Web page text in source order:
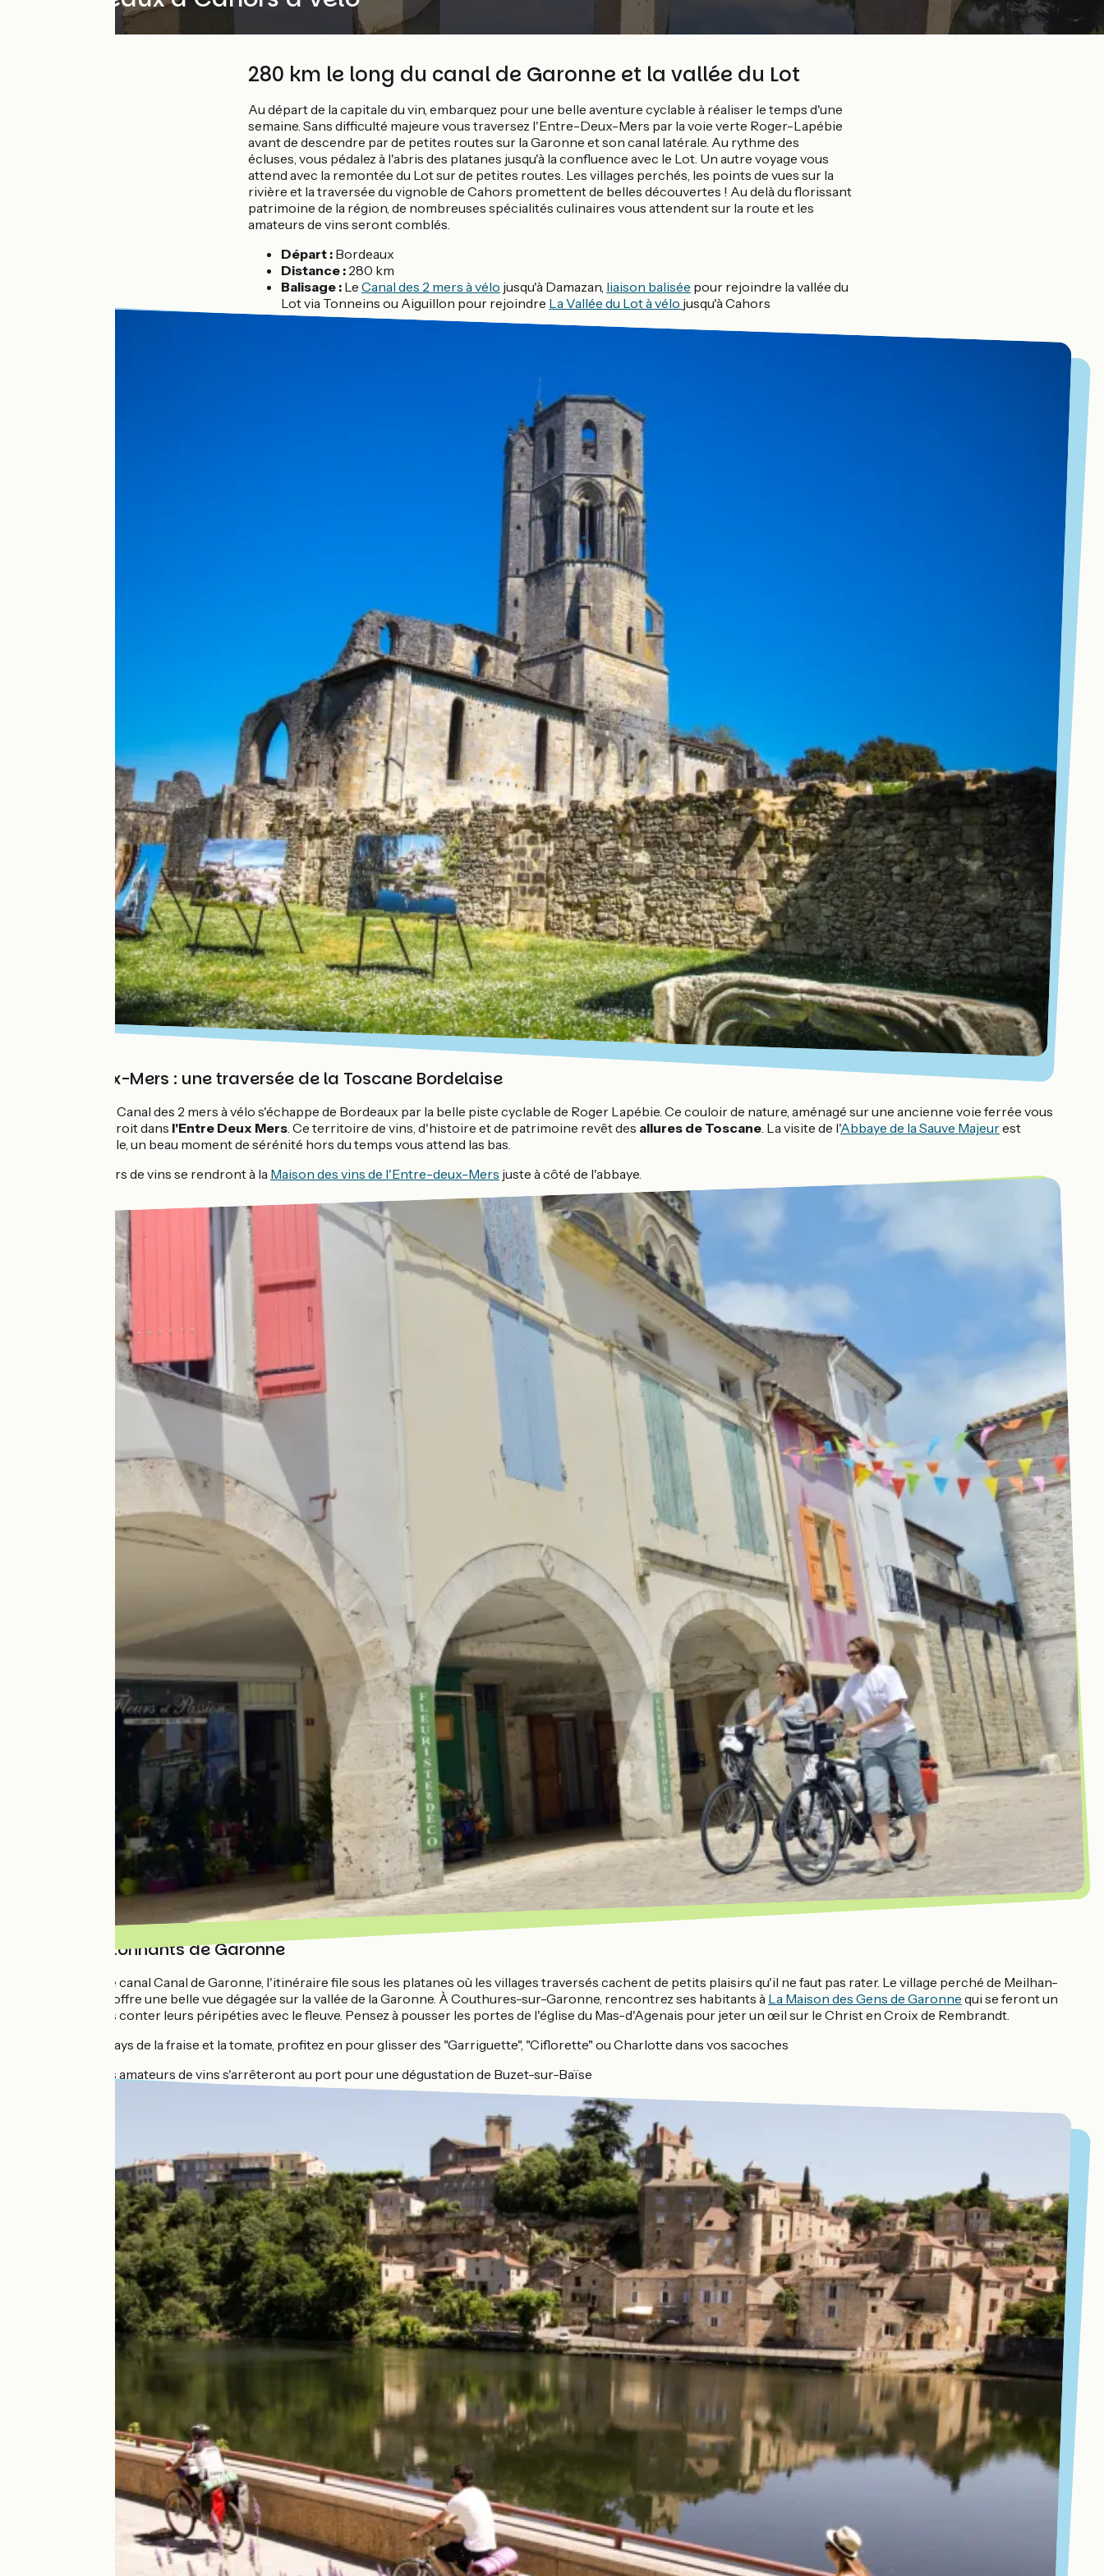
280 km le long du canal de Garonne et la vallée du Lot
Au départ de la capitale du vin, embarquez pour une belle aventure cyclable à réaliser le temps d'une
semaine. Sans difficulté majeure vous traversez l'Entre-Deux-Mers par la voie verte Roger-Lapébie
avant de descendre par de petites routes sur la Garonne et son canal latérale. Au rythme des
écluses, vous pédalez à l'abris des platanes jusqu'à la confluence avec le Lot. Un autre voyage vous
attend avec la remontée du Lot sur de petites routes. Les villages perchés, les points de vues sur la
rivière et la traversée du vignoble de Cahors promettent de belles découvertes ! Au delà du florissant
patrimoine de la région, de nombreuses spécialités culinaires vous attendent sur la route et les
amateurs de vins seront comblés.
Départ : Bordeaux
Distance : 280 km
Balisage : Le Canal des 2 mers à vélo jusqu'à Damazan, liaison balisée pour rejoindre la vallée du
Lot via Tonneins ou Aiguillon pour rejoindre La Vallée du Lot à vélo jusqu'à Cahors
Entre-Deux-Mers : une traversée de la Toscane Bordelaise
L'itinéraire du Canal des 2 mers à vélo s'échappe de Bordeaux par la belle piste cyclable de Roger Lapébie. Ce couloir de nature, aménagé sur une ancienne voie ferrée vous
conduit tout droit dans l'Entre Deux Mers . Ce territoire de vins, d'histoire et de patrimoine revêt des allures de Toscane . La visite de l'Abbaye de la Sauve Majeurest
incontournable, un beau moment de sérénité hors du temps vous attend las bas.
🍇 Les amateurs de vins se rendront à la Maison des vins de l'Entre-deux-Mers juste à côté de l'abbaye.
Villages étonnants de Garonne
Une fois sur le canal Canal de Garonne, l'itinéraire file sous les platanes où les villages traversés cachent de petits plaisirs qu'il ne faut pas rater. Le village perché de Meilhan-
sur-Garonne offre une belle vue dégagée sur la vallée de la Garonne. À Couthures-sur-Garonne, rencontrez ses habitants à La Maison des Gens de Garonne qui se feront un
plaisir de vous conter leurs péripéties avec le fleuve. Pensez à pousser les portes de l'église du Mas-d'Agenais pour jeter un œil sur le Christ en Croix de Rembrandt.
🍓 🍅 c'est le pays de la fraise et la tomate, profitez en pour glisser des "Garriguette", "Ciflorette" ou Charlotte dans vos sacoches
🍇 À Buzet, les amateurs de vins s'arrêteront au port pour une dégustation de Buzet-sur-Baïse